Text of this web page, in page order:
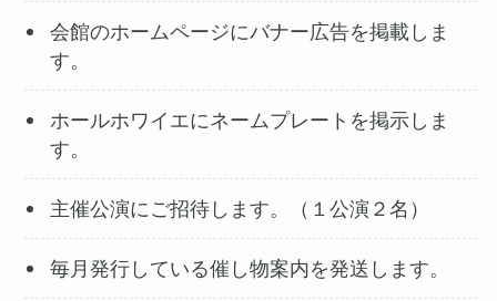
会館のホームページにバナー広告を掲載しま
す。
ホールホワイエにネームプレートを掲示しま
す。
主催公演にご招待します。（１公演２名）
毎月発行している催し物案内を発送します。